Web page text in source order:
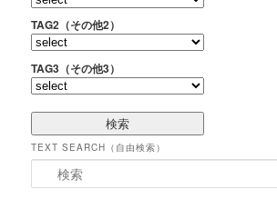
TAG2（その他2）
TAG3（その他3）
TEXT SEARCH（自由検索）